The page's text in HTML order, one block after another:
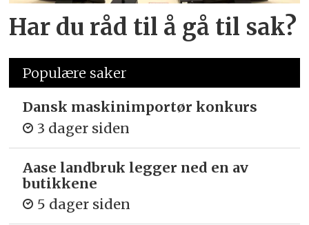
Har du råd til å gå til sak?
Populære saker
Dansk maskinimportør konkurs
3 dager siden
Aase landbruk legger ned en av
butikkene
5 dager siden